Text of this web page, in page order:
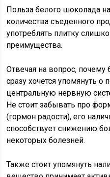
Польза белого шоколада
количества съеденного
употреблять плитку
преимущества.
Отвечая на вопрос,
сразу хочется упомянуть
центральную нервную
Не стоит забывать про
(гормон радости), его
способствует снижению
некоторых болезней.
Также стоит упомянуть